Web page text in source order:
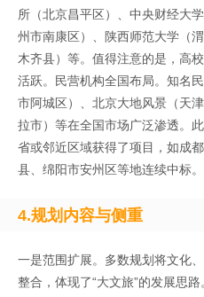
所（北京昌平区）、中央财经大
州市南康区）、陕西师范大学（
木齐县）等。值得注意的是，高
活跃。民营机构全国布局。知名
市阿城区）、北京大地风景（天
拉市）等在全国市场广泛渗透。
省或邻近区域获得了项目，如成
县、绵阳市安州区等地连续中标。
4.规划内容与侧重
一是范围扩展。多数规划将文化
整合，体现了“大文旅”的发展思